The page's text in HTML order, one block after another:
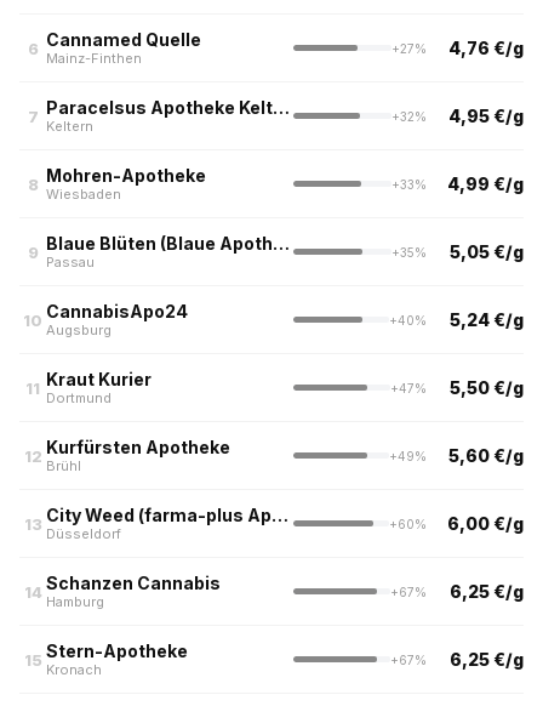
6 Cannamed Quelle
Mainz-Finthen
+27% 4,76 €/g
7 Paracelsus Apotheke Keltern
Keltern
+32% 4,95 €/g
8 Mohren-Apotheke
Wiesbaden
+33% 4,99 €/g
9 Blaue Blüten (Blaue Apotheke)
Passau
+35% 5,05 €/g
10 CannabisApo24
Augsburg
+40% 5,24 €/g
11 Kraut Kurier
Dortmund
+47% 5,50 €/g
12 Kurfürsten Apotheke
Brühl
+49% 5,60 €/g
13 City Weed (farma-plus Apotheke, Düsseldorf)
Düsseldorf
+60% 6,00 €/g
14 Schanzen Cannabis
Hamburg
+67% 6,25 €/g
15 Stern-Apotheke
Kronach
+67% 6,25 €/g